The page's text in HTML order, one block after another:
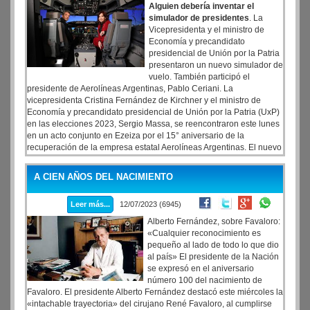
Alguien debería inventar el
simulador de presidentes. La
Vicepresidenta y el ministro de
Economía y precandidato
presidencial de Unión por la Patria
presentaron un nuevo simulador de
vuelo. También participó el
presidente de Aerolíneas Argentinas, Pablo Ceriani. La
vicepresidenta Cristina Fernández de Kirchner y el ministro de
Economía y precandidato presidencial de Unión por la Patria (UxP)
en las elecciones 2023, Sergio Massa, se reencontraron este lunes
en un acto conjunto en Ezeiza por el 15° aniversario de la
recuperación de la empresa estatal Aerolíneas Argentinas. El nuevo
simulador de aeronaves Boeing 737 Max, inaugurado hoy por la
vicepresidenta Cristina Fernández de Kirchner y el ministro de
Economía Sergio Massa, es una incorporación fundamental para
Aerolíneas Argentinas para que los pilotos puedan capacitarse y
perfeccionar su labor, señalan los analistas.
A CIEN AÑOS DEL NACIMIENTO
Leer más... 12/07/2023 (6945)
Alberto Fernández, sobre Favaloro:
«Cualquier reconocimiento es
pequeño al lado de todo lo que dio
al país» El presidente de la Nación
se expresó en el aniversario
número 100 del nacimiento de
Favaloro. El presidente Alberto Fernández destacó este miércoles la
«intachable trayectoria» del cirujano René Favaloro, al cumplirse